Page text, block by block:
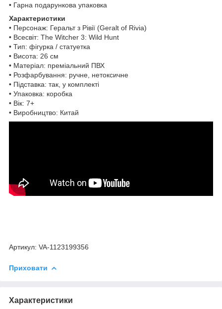
• Гарна подарункова упаковка
Характеристики
• Персонаж: Геральт з Рівії (Geralt of Rivia)
• Всесвіт: The Witcher 3: Wild Hunt
• Тип: фігурка / статуетка
• Висота: 26 см
• Матеріал: преміальний ПВХ
• Розфарбування: ручне, нетоксичне
• Підставка: так, у комплекті
• Упаковка: коробка
• Вік: 7+
• Виробництво: Китай
Артикул: VA-1123199356
Приховати
Характеристики